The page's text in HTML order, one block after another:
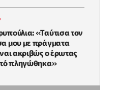
«Ταύτισα τον
μου με πράγματα
ακριβώς ο έρωτας
πληγώθηκα»